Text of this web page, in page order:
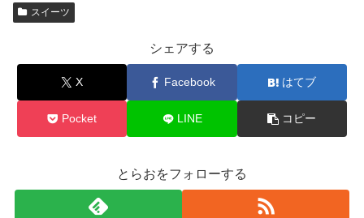
スイーツ
シェアする
X Facebook はてブ
Pocket LINE コピー
とらおをフォローする